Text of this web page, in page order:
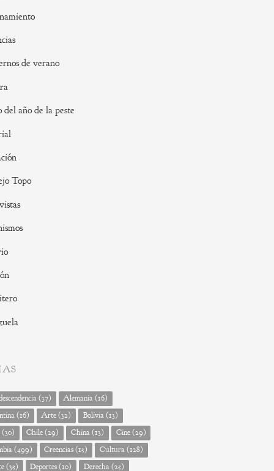
de verano
del año de la peste
Topo
(37) Alemania(16)
(16) Arte(32) Bolivia(13)
(30) Chile(29) China(13) Cine(29)
(499) Creencias(15) Cultura(128)
(35) Deportes(10) Derecha(25)